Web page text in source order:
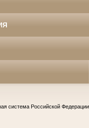
система Российской